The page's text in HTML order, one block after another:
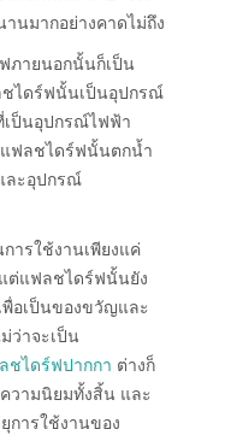
นมากอย่างคาดไม่ถึง
ภายนอกนั้นก็เป็น
ชไดร์ฟนั้นเป็นอุปกรณ์
เป็นอุปกรณ์ไฟฟ้า
แฟลชไดร์ฟนั้นตกน้ำ
ละอุปกรณ์
ารใช้งานเพียงแค่
ต่แฟลชไดร์ฟนั้นยัง
พื่อเป็นของขวัญและ
ว่าจะเป็น
ชไดร์ฟปากกา ต่างก็
วามนิยมทั้งสิ้น และ
การใช้งานของ